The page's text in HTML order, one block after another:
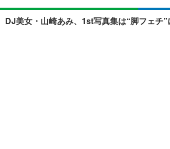
ラ
リリース一覧
DJ美女・山崎あみ、1st写真集は“脚フェチ